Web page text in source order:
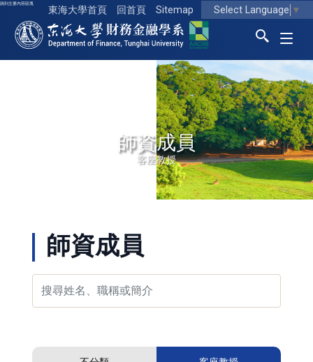
跳到主要內容區塊
東海大學首頁 回首頁 Sitemap Select Language ▼
東海大學logo
師資成員
客座教授
師資成員